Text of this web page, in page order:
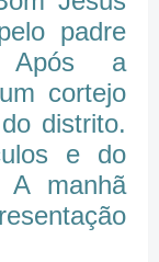
padre
Após a
cortejo
distrito.
e do
A manhã